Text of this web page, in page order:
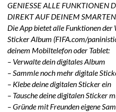
GENIESSE ALLE FUNKTIONEN
DIREKT AUF DEINEM
Die App bietet alle Funktionen
Sticker Album (FIFA.com/
deinem Mobiltelefon oder Tablet:
– Verwalte dein digitales Album
– Sammle noch mehr digitale
– Klebe deine digitalen Sticker ein
– Tausche deine digitalen Sticker
– Gründe mit Freunden eigene